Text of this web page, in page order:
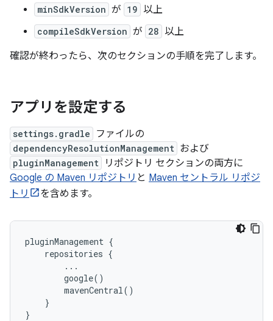
minSdkVersion が 19 以上
compileSdkVersion が 28 以上
確認が終わったら、次のセクションの手順を完了します。
アプリを設定する
settings.gradle ファイルの
dependencyResolutionManagement および
pluginManagement
リポジトリ セクションの両方に
Google の Maven リポジトリ と Maven セントラル リポジ
トリ
を含めます。
pluginManagement {
    repositories {
        ...
        google()
        mavenCentral()
    }
}